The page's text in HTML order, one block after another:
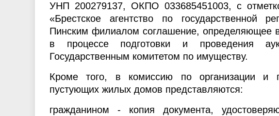
УНП 200279137, ОКПО 033685451003, с
«Брестское агентство по государственной
Пинским филиалом соглашение, определяющее
в процессе подготовки и проведения
Государственным комитетом по имуществу.
Кроме того, в комиссию по организации и
пустующих жилых домов представляются:
гражданином - копия документа,